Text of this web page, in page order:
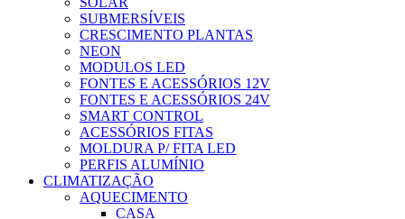
SUBMERSÍVEIS
CRESCIMENTO PLANTAS
NEON
MODULOS LED
FONTES E ACESSÓRIOS 12V
FONTES E ACESSÓRIOS 24V
SMART CONTROL
ACESSÓRIOS FITAS
MOLDURA P/ FITA LED
PERFIS ALUMÍNIO
CLIMATIZAÇÃO
AQUECIMENTO
CASA